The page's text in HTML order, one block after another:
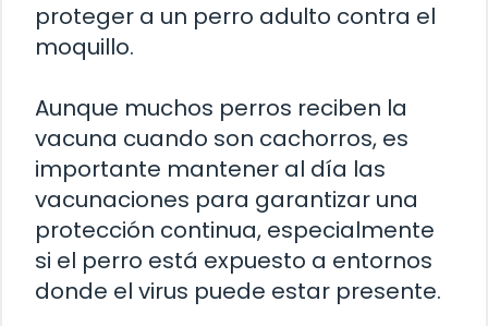
proteger a un perro adulto contra el
moquillo.
Aunque muchos perros reciben la
vacuna cuando son cachorros, es
importante mantener al día las
vacunaciones para garantizar una
protección continua, especialmente
si el perro está expuesto a entornos
donde el virus puede estar presente.